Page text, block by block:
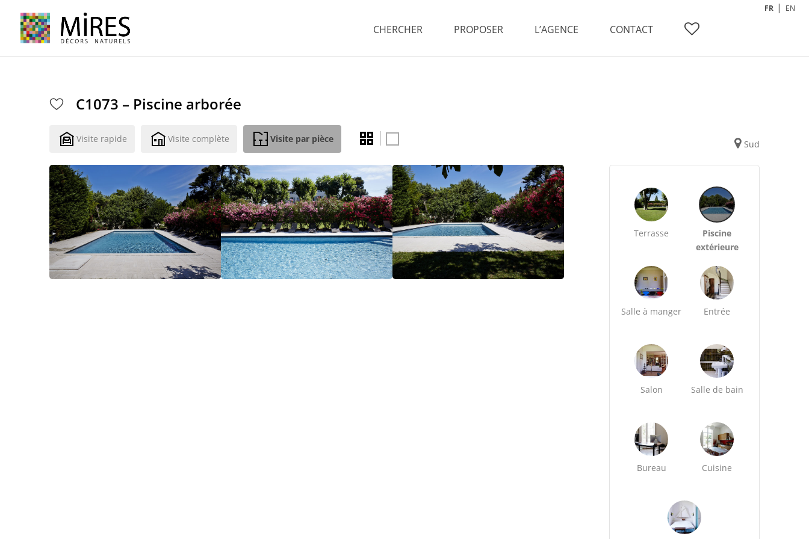
CHERCHER PROPOSER L’AGENCE CONTACT
FR EN
C1073 – Piscine arborée
Visite rapide Visite complète Visite par pièce Sud
Terrasse
Piscine
extérieure
Salle à manger Entrée
Salon Salle de bain
Bureau Cuisine